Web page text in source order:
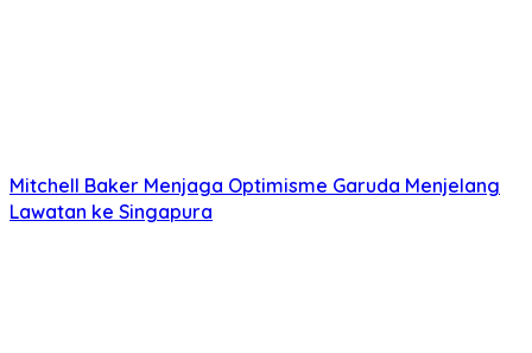
Mitchell Baker Menjaga Optimisme Garuda Menjelang
Lawatan ke Singapura